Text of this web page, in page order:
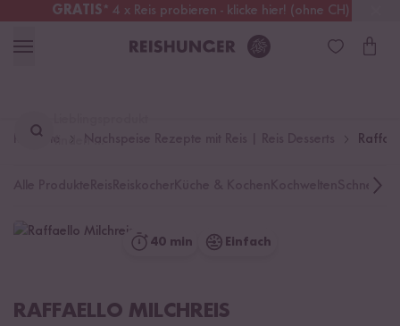
GRATIS* 4 x Reis probieren - klicke hier! (ohne CH)
Schweiz Alle Zölle & Steuern inklusive
finden ...
Rezepte
Schnelle
40 min Einfach
RAFFAELLO MILCHREIS